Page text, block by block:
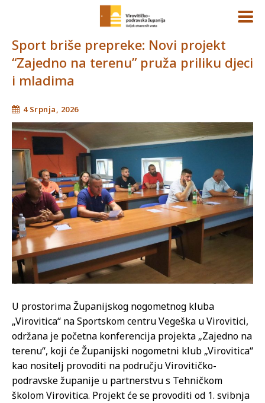
Sport briše prepreke: Novi projekt
“Zajedno na terenu” pruža priliku djeci
i mladima
4 Srpnja, 2026
U prostorima Županijskog nogometnog kluba
„Virovitica“ na Sportskom centru Vegeška u Virovitici,
održana je početna konferencija projekta „Zajedno na
terenu“, koji će Županijski nogometni klub „Virovitica“
kao nositelj provoditi na području Virovitičko-
podravske županije u partnerstvu s Tehničkom
školom Virovitica. Projekt će se provoditi od 1. svibnja